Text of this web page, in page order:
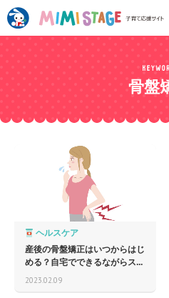
骨盤
ヘルスケア
産後の骨盤矯正はいつからはじ
める？自宅でできるながらス...
2023.02.09